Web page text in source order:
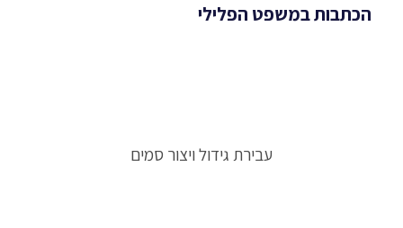
הכתבות במשפט הפלילי
עבירת גידול ויצור סמים